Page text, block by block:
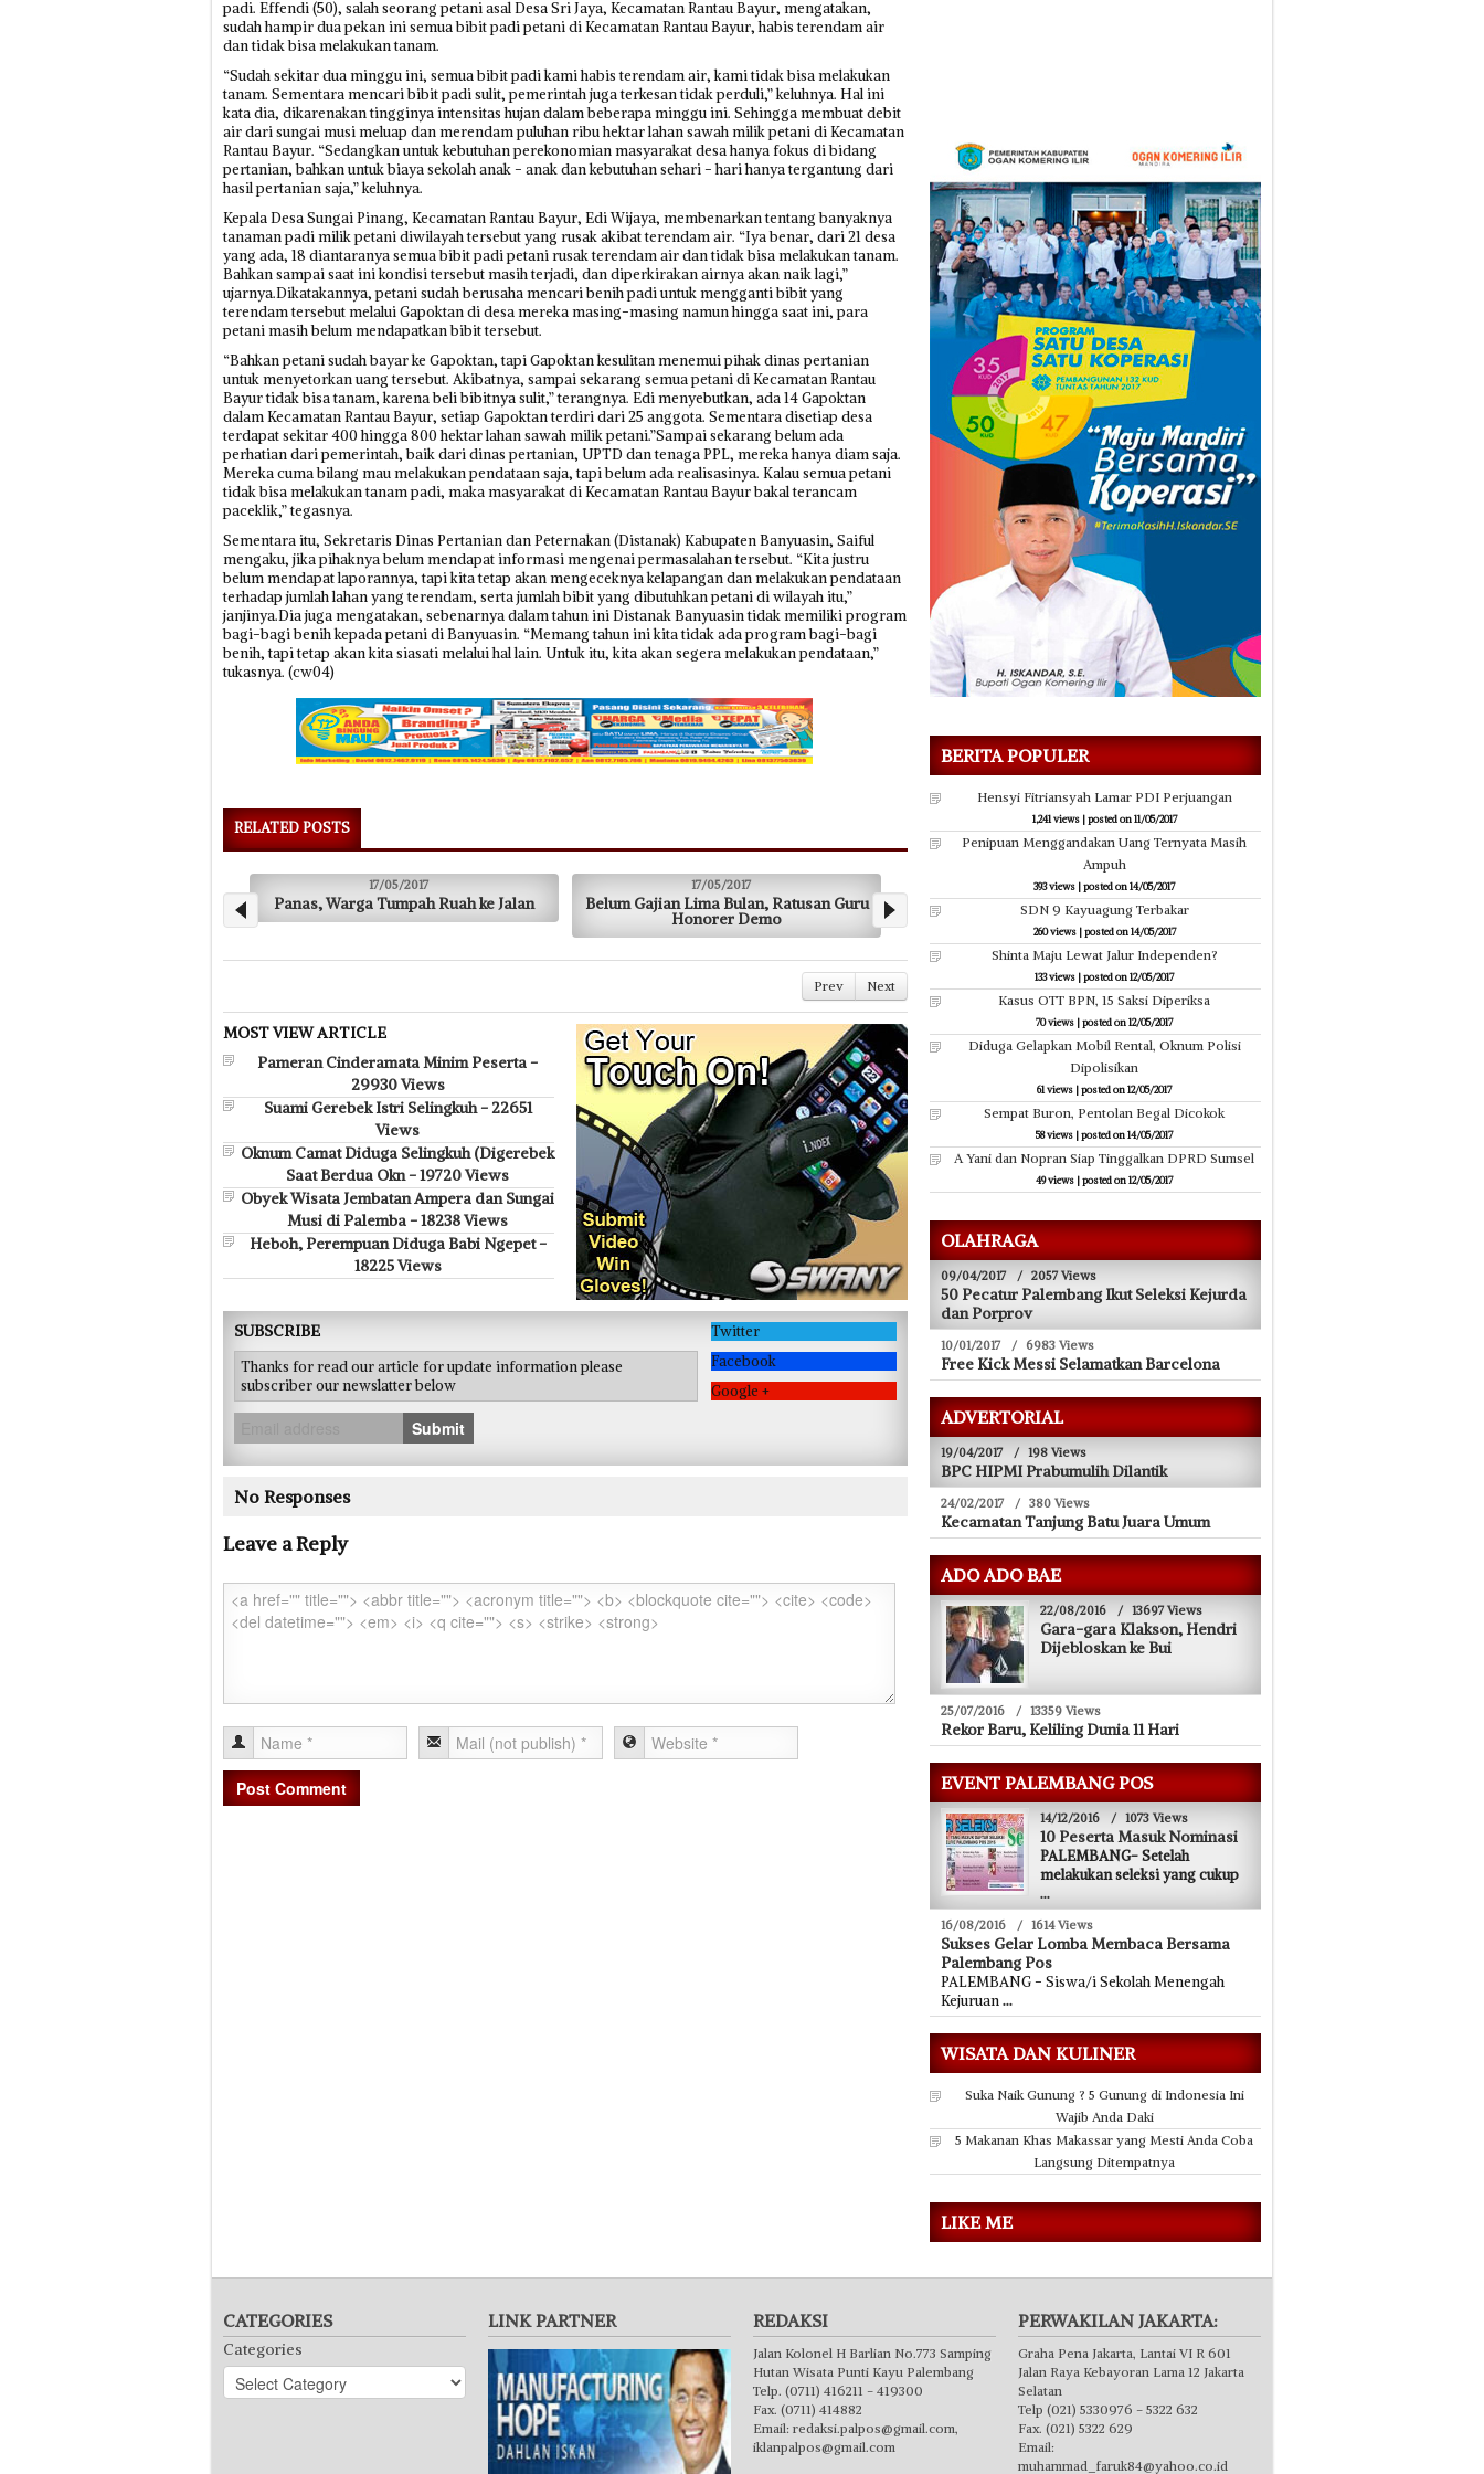
padi. Effendi (50), salah seorang petani asal Desa Sri Jaya, Kecamatan Rantau Bayur, mengatakan,
sudah hampir dua pekan ini semua bibit padi petani di Kecamatan Rantau Bayur, habis terendam air
dan tidak bisa melakukan tanam.
“Sudah sekitar dua minggu ini, semua bibit padi kami habis terendam air, kami tidak bisa melakukan
tanam. Sementara mencari bibit padi sulit, pemerintah juga terkesan tidak perduli,” keluhnya. Hal ini
kata dia, dikarenakan tingginya intensitas hujan dalam beberapa minggu ini. Sehingga membuat debit
air dari sungai musi meluap dan merendam puluhan ribu hektar lahan sawah milik petani di Kecamatan
Rantau Bayur. “Sedangkan untuk kebutuhan perekonomian masyarakat desa hanya fokus di bidang
pertanian, bahkan untuk biaya sekolah anak - anak dan kebutuhan sehari - hari hanya tergantung dari
hasil pertanian saja,” keluhnya.
Kepala Desa Sungai Pinang, Kecamatan Rantau Bayur, Edi Wijaya, membenarkan ‎tentang banyaknya
tanaman padi milik petani diwilayah tersebut yang rusak akibat terendam air. “Iya benar, dari 21 desa
yang ada, 18 diantaranya semua bibit padi petani rusak terendam air dan tidak bisa melakukan tanam.
Bahkan sampai saat ini kondisi tersebut masih terjadi, dan diperkirakan airnya akan naik lagi,”
ujarnya.Dikatakannya, petani sudah berusaha mencari benih padi untuk mengganti bibit yang
terendam tersebut melalui Gapoktan di desa mereka masing-masing namun hingga saat ini, para
petani masih belum mendapatkan bibit tersebut.
“Bahkan petani sudah bayar ke Gapoktan, tapi Gapoktan kesulitan menemui pihak dinas pertanian
untuk menyetorkan uang tersebut. Akibatnya, sampai sekarang semua petani di Kecamatan Rantau
Bayur tidak bisa tanam, karena beli bibitnya sulit,” terangnya. Edi menyebutkan, ada 14 Gapoktan
dalam Kecamatan Rantau Bayur, setiap Gapoktan terdiri dari 25 anggota. Sementara disetiap desa
terdapat sekitar 400 hingga 800 hektar lahan sawah milik petani.”Sampai sekarang belum ada
perhatian dari pemerintah, baik dari dinas pertanian, UPTD dan tenaga PPL, mereka hanya diam saja‎.
Mereka cuma bilang mau melakukan pendataan saja, tapi belum ada realisasinya. Kalau semua petani
tidak bisa melakukan tanam padi, maka masyarakat di Kecamatan Rantau Bayur bakal terancam
paceklik,” tegasnya.
Sementara itu, Sekretaris Dinas Pertanian dan Peternakan (Distanak) Kabupaten Banyuasin, Saiful
mengaku, jika pihaknya belum mendapat informasi mengenai permasalahan tersebut. “Kita justru
belum mendapat laporannya, tapi kita tetap akan mengeceknya kelapangan dan melakukan pendataan
terhadap jumlah lahan yang terendam, serta jumlah bibit yang dibutuhkan petani di wilayah itu,”
janjinya.Dia juga mengatakan, sebenarnya dalam tahun ini Distanak Banyuasin tidak memiliki program
bagi-bagi benih kepada petani di Banyuasin. “Memang tahun ini kita tidak ada program bagi-bagi
benih, tapi tetap akan kita siasati melalui hal lain. Untuk itu, kita akan segera melakukan pendataan,”
tukasnya. (cw04)
RELATED POSTS
17/05/2017
Belum Gajian Lima Bulan, Ratusan Guru
Honorer Demo
17/05/2017
17 Peserta Unjuk Kebolehan * Festival Drum
Band Semarak HUT KabupatenMuratara
Ke IV
16/05/2017
Pelanggaran Lalin Didominasi Remaja
Prev Next
Pameran Cinderamata Minim Peserta -
29930 Views
Suami Gerebek Istri Selingkuh - 22651
Views
Oknum Camat Diduga Selingkuh (Digerebek
Saat Berdua Okn - 19720 Views
Obyek Wisata Jembatan Ampera dan Sungai
Musi di Palemba - 18238 Views
Heboh, Perempuan Diduga Babi Ngepet -
18225 Views
Thanks for read our article for update information please
subscriber our newslatter below
Submit
Twitter
Facebook
Google +
No Responses
Leave a Reply
BERITA POPULER
Hensyi Fitriansyah Lamar PDI Perjuangan
1,241 views|posted on 11/05/2017
Penipuan Menggandakan Uang Ternyata Masih
Ampuh
393 views |posted on 14/05/2017
SDN 9 Kayuagung Terbakar
260 views|posted on 14/05/2017
Shinta Maju Lewat Jalur Independen?
133 views |posted on 12/05/2017
Kasus OTT BPN, 15 Saksi Diperiksa
70 views |posted on 12/05/2017
Diduga Gelapkan Mobil Rental, Oknum Polisi
Dipolisikan
61 views |posted on 12/05/2017
Sempat Buron, Pentolan Begal Dicokok
58 views |posted on 14/05/2017
A Yani dan Nopran Siap Tinggalkan DPRD Sumsel
49 views |posted on 12/05/2017
OLAHRAGA
09/04/2017 / 2057 Views
50 Pecatur Palembang Ikut Seleksi Kejurda
dan Porprov
10/01/2017 / 6983 Views
Free Kick Messi Selamatkan Barcelona
ADVERTORIAL
19/04/2017 / 198 Views
BPC HIPMI Prabumulih Dilantik
24/02/2017 / 380 Views
Kecamatan Tanjung Batu Juara Umum
ADO ADO BAE
22/08/2016 / 13697 Views
Gara-gara Klakson, Hendri
Dijebloskan ke Bui
25/07/2016 / 13359 Views
Rekor Baru, Keliling Dunia 11 Hari
EVENT PALEMBANG POS
14/12/2016 / 1073 Views
10 Peserta Masuk Nominasi
PALEMBANG- Setelah
melakukan seleksi yang cukup
...
16/08/2016 / 1614 Views
Sukses Gelar Lomba Membaca Bersama
Palembang Pos
PALEMBANG - Siswa/i Sekolah Menengah
Kejuruan...
WISATA DAN KULINER
Suka Naik Gunung ? 5 Gunung di Indonesia Ini
Wajib Anda Daki
5 Makanan Khas Makassar yang Mesti Anda Coba
Langsung Ditempatnya
LIKE ME
CATEGORIES
Categories
LINK PARTNER REDAKSI
Jalan Kolonel H Barlian No.773 Samping
Hutan Wisata Punti Kayu Palembang
Telp. (0711) 416211 - 419300
Fax. (0711) 414882
Email: redaksi.palpos@gmail.com,
iklanpalpos@gmail.com
PERWAKILAN JAKARTA:
Graha Pena Jakarta, Lantai VI R 601
Jalan Raya Kebayoran Lama 12 Jakarta
Selatan
Telp (021) 5330976 - 5322 632
Fax. (021) 5322 629
Email:
muhammad_faruk84@yahoo.co.id